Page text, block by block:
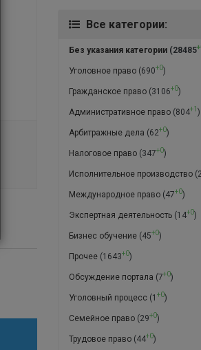
Все категории:
Без указания категории(28485
Уголовное право(690+0)
Гражданское право(3106+0)
Административное право(804+1 )
Арбитражные дела (62+0)
Налоговое право(347+0)
Исполнительное производство
Международное право(47+0)
Экспертная деятельность(14+0)
Бизнес обучение(45+0)
Прочее(1643+0)
Обсуждение портала (7+0)
Уголовный процесс (1 +0)
Семейное право(29+0)
Трудовое право(44+0)